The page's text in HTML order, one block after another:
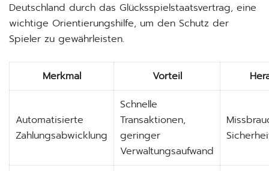
Deutschland durch das Glücksspielstaatsvertrag, eine
wichtige Orientierungshilfe, um den Schutz der
Spieler zu gewährleisten.
Merkmal Vorteil
Automatisierte
Zahlungsabwicklung
Schnelle
Transaktionen,
geringer
Verwaltungsaufwand